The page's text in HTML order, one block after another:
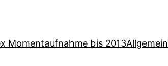
Momentaufnahme bis 2013Allgemein